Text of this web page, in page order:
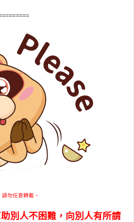
勿任意轉載。
別人不困難，向別人有所請